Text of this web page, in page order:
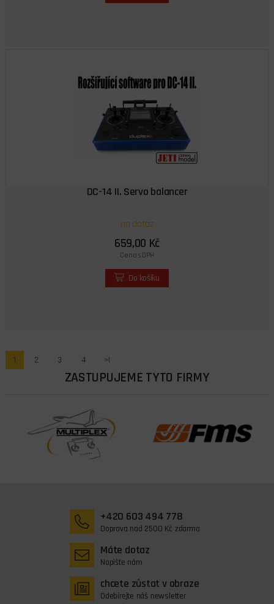
DC-14 II. Servo balancer
na dotaz
659,00 Kč
Cena s DPH
Do košíku
1 2 3 4 >|
ZASTUPUJEME TYTO FIRMY
+420 603 494 778
Doprava nad 2500 Kč zdarma
Máte dotaz
Napište nám
chcete zůstat v obraze
Odebírejte náš newsletter